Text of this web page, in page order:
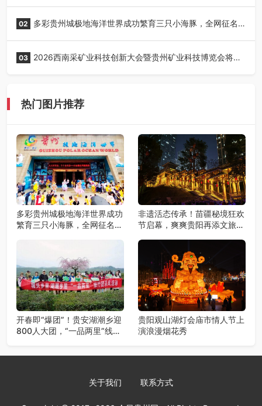
02 多彩贵州城极地海洋世界成功繁育三只小海豚，全网征名
03 2026西南采矿业科技创新大会暨贵州矿业科技博览会将在
热门图片推荐
多彩贵州城极地海洋世界成功
繁育三只小海豚，全网征名正
非遗活态传承！苗疆秘境狂欢
节启幕，爽爽贵阳再添文旅新
开春即“爆团”！贵安湖潮乡迎
800人大团，“一品两里”线路
贵阳观山湖灯会庙市情人节上
演浪漫烟花秀
关于我们 联系方式